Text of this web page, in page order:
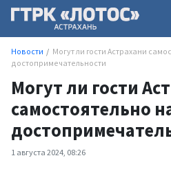
Новости
Могут ли гости Астрахани
достопримечательности
Могут ли гости
самостоятельно
1 августа 2024, 08:26